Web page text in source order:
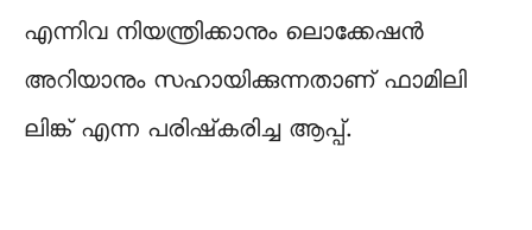
എന്നിവ നിയന്ത്രിക്കാനും ലൊക്കേഷൻ
അറിയാനും സഹായിക്കുന്നതാണ് ഫാമിലി
ലിങ്ക് എന്ന പരിഷ്‍കരിച്ച ആപ്പ്.